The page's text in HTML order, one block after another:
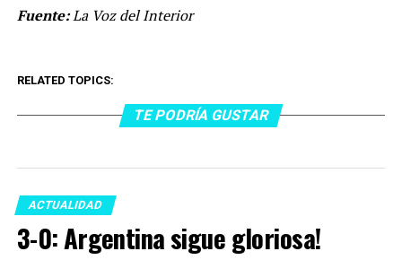
Fuente:La Voz del Interior
RELATED TOPICS:
TE PODRÍA GUSTAR
ACTUALIDAD
3-0: Argentina sigue gloriosa!